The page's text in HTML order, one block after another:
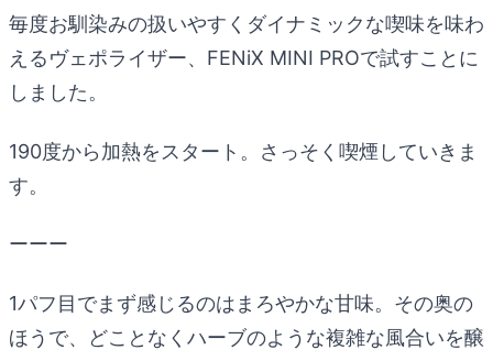
毎度お馴染みの扱いやすくダイナミックな喫味を味わ
えるヴェポライザー、FENiX MINI PROで試すことに
しました。
190度から加熱をスタート。さっそく喫煙していきま
す。
ーーー
1パフ目でまず感じるのはまろやかな甘味。その奥の
ほうで、どことなくハーブのような複雑な風合いを醸